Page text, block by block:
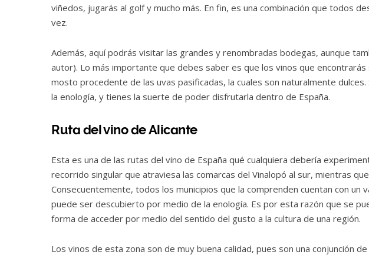
viñedos, jugarás al golf y mucho más. En fin, es una combinación que todos
vez.
Además, aquí podrás visitar las grandes y renombradas bodegas, aunque
autor). Lo más importante que debes saber es que los vinos que
mosto procedente de las uvas pasificadas, la cuales son naturalmente dulces.
la enología, y tienes la suerte de poder disfrutarla dentro de España.
Ruta del vino de Alicante
Esta es una de las rutas del vino de España qué cualquiera debería
recorrido singular que atraviesa las comarcas del Vinalopó al sur, mientras
Consecuentemente, todos los municipios que la comprenden cuentan con un
puede ser descubierto por medio de la enología. Es por esta razón que se
forma de acceder por medio del sentido del gusto a la cultura de una región.
Los vinos de esta zona son de muy buena calidad, pues son una conjunción